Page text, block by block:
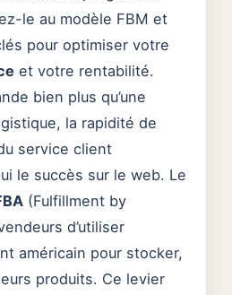
le au modèle FBM et
pour optimiser votre
et votre rentabilité.
bien plus qu’une
la rapidité de
service client
le succès sur le web. Le
(Fulfillment by
d’utiliser
américain pour stocker,
produits. Ce levier